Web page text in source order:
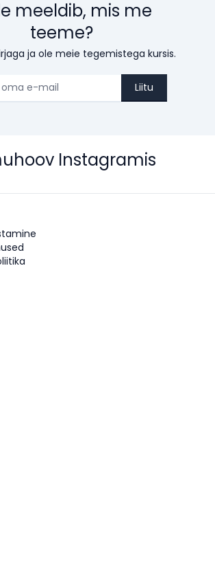
meeldib, mis me
teeme?
ja ole meie tegemistega kursis.
Liitu
Instagramis